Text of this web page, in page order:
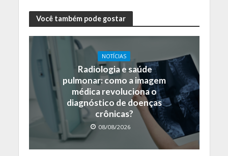
Você também pode gostar
NOTÍCIAS
Radiologia e saúde
pulmonar: como a imagem
médica revoluciona o
diagnóstico de doenças
crônicas?
08/08/2026